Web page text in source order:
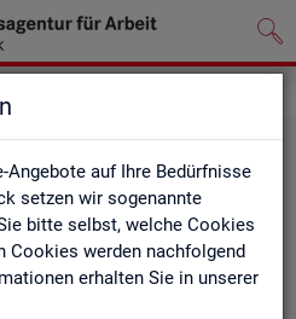
Angebote auf Ihre Bedürfnisse
setzen wir sogenannte
bitte selbst, welche Cookies
Cookies werden nachfolgend
erhalten Sie in unserer